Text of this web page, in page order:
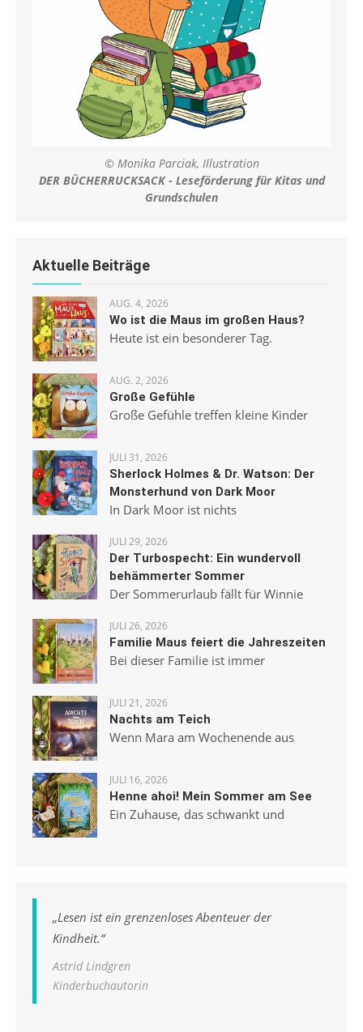
© Monika Parciak, Illustration
DER BÜCHERRUCKSACK - Leseförderung für Kitas und
Grundschulen
Aktuelle Beiträge
AUG. 4, 2026
Wo ist die Maus im großen Haus?
Heute ist ein besonderer Tag.
AUG. 2, 2026
Große Gefühle
Große Gefühle treffen kleine Kinder
JULI 31, 2026
Sherlock Holmes & Dr. Watson: Der
Monsterhund von Dark Moor
In Dark Moor ist nichts
JULI 29, 2026
Der Turbospecht: Ein wundervoll
behämmerter Sommer
Der Sommerurlaub fällt für Winnie
JULI 26, 2026
Familie Maus feiert die Jahreszeiten
Bei dieser Familie ist immer
JULI 21, 2026
Nachts am Teich
Wenn Mara am Wochenende aus
JULI 16, 2026
Henne ahoi! Mein Sommer am See
Ein Zuhause, das schwankt und
„Lesen ist ein grenzenloses Abenteuer der
Kindheit.“
Astrid Lindgren
Kinderbuchautorin